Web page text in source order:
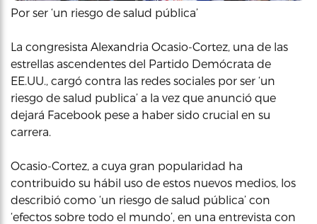
Por ser ‘un riesgo de salud pública’
La congresista Alexandria Ocasio-Cortez, una de las
estrellas ascendentes del Partido Demócrata de
EE.UU., cargó contra las redes sociales por ser ‘un
riesgo de salud publica’ a la vez que anunció que
dejará Facebook pese a haber sido crucial en su
carrera.
Ocasio-Cortez, a cuya gran popularidad ha
contribuido su hábil uso de estos nuevos medios, los
describió como ‘un riesgo de salud pública’ con
‘efectos sobre todo el mundo’, en una entrevista con